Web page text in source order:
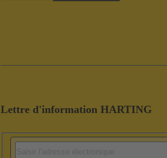
Lettre d'information HARTING